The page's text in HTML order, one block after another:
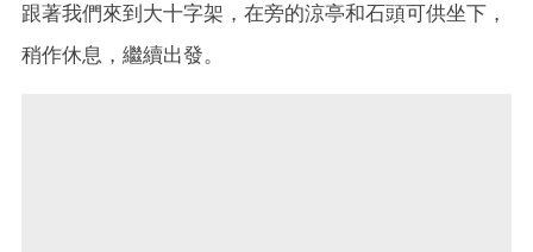
跟著我們來到大十字架，在旁的涼亭和石頭可供坐下，
稍作休息，繼續出發。